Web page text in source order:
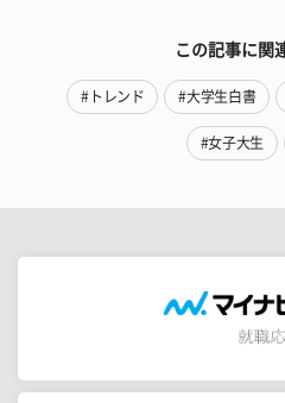
この記事に関
#トレンド #大学生白書
#女子大生